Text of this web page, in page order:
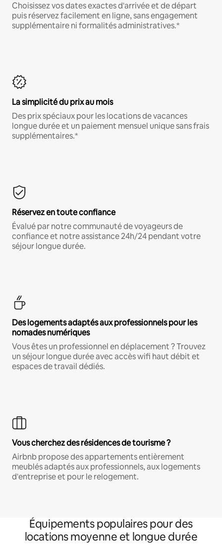
Choisissez vos dates exactes d'arrivée et de départ
puis réservez facilement en ligne, sans engagement
supplémentaire ni formalités administratives.*
La simplicité du prix au mois
Des prix spéciaux pour les locations de vacances
longue durée et un paiement mensuel unique sans frais
supplémentaires.*
Réservez en toute confiance
Évalué par notre communauté de voyageurs de
confiance et notre assistance 24h/24 pendant votre
séjour longue durée.
Des logements adaptés aux professionnels pour les
nomades numériques
Vous êtes un professionnel en déplacement ? Trouvez
un séjour longue durée avec accès wifi haut débit et
espaces de travail dédiés.
Vous cherchez des résidences de tourisme ?
Airbnb propose des appartements entièrement
meublés adaptés aux professionnels, aux logements
d'entreprise et pour le relogement.
Équipements populaires pour des
locations moyenne et longue durée